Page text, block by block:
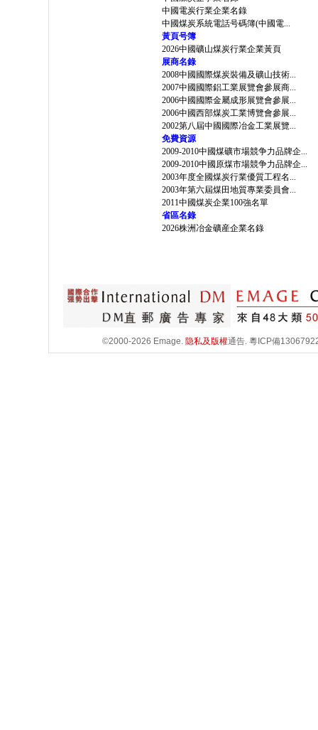
中國電炭行業企業名錄
中國煤炭系統電話号碼簿(中國電...
黃頁号簿
2026中國礦山煤炭行業企業黃頁
展商名錄
2008中國國際煤炭裝備及礦山技術...
2007中國國際鋁工業展覽會參展商...
2006中國國際金屬成形展覽會參展...
2006中國西部煤炭工業博覽會參展...
2002第八屆中國國際冶金工業展覽...
免費資源
2009-2010中國煤礦市場競争力品牌企...
2009-2010中國原煤市場競争力品牌企...
2003年度全國煤炭行業優質工程名...
2003年第六屆煤田地質專業委員會...
2011中國煤炭企業100強名單
省區名錄
2026株洲冶金礦産企業名錄
©2000-2026 Emage. 隐私及版權通告. 粵ICP備